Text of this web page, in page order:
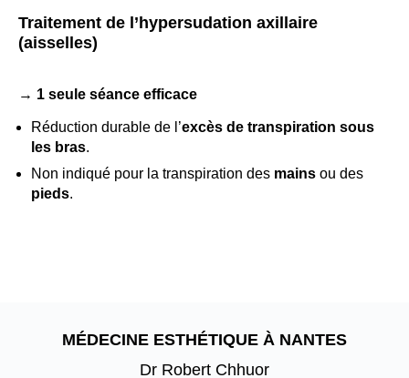
Traitement de l’hypersudation axillaire
(aisselles)
→ 1 seule séance efficace
Réduction durable de l’excès de transpiration sous
les bras.
Non indiqué pour la transpiration des mainsou des
pieds.
MÉDECINE ESTHÉTIQUE À NANTES
Dr Robert Chhuor